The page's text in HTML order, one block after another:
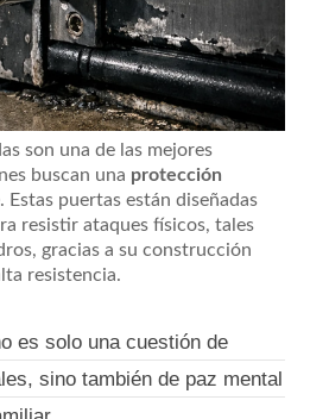
son una de las mejores
buscan una protección
Estas puertas están diseñadas
resistir ataques físicos, tales
gracias a su construcción
resistencia.
es solo una cuestión de
sino también de paz mental